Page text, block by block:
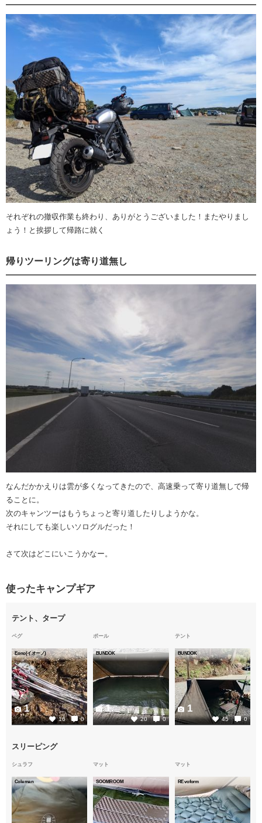
それぞれの撤収作業も終わり、ありがとうございました！またやりまし
ょう！と挨拶して帰路に就く
帰りツーリングは寄り道無し
なんだかかえりは雲が多くなってきたので、高速乗って寄り道無しで帰
ることに。
次のキャンツーはもうちょっと寄り道したりしようかな。
それにしても楽しいソログルだった！
さて次はどこにいこうかなー。
使ったキャンプギア
テント、タープ
ペグ
Eono(イオーノ)
16 0
1
ポール
BUNDOK
20 0
1
テント
BUNDOK
45 0
1
スリーピング
シュラフ
Coleman
マット
SOOMROOM
マット
REvoform